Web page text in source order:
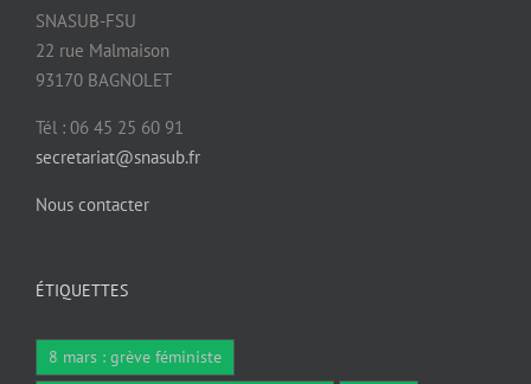
SNASUB-FSU
22 rue Malmaison
93170 BAGNOLET
Tél : 06 45 25 60 91
secretariat@snasub.fr
Nous contacter
ÉTIQUETTES
8 mars : grève féministe